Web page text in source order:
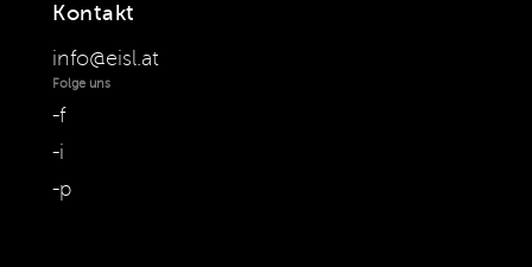
Kontakt
info@eisl.at
Folge uns
f
i
p